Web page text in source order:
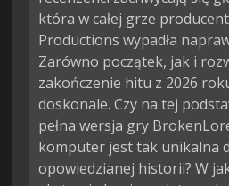
która w całej grze
Productions wypadła
Zarówno początek, jak i
zakończenie hitu z 2026
doskonale. Czy na tej
pełna wersja gry
komputer jest tak unikalna
opowiedzianej historii? W